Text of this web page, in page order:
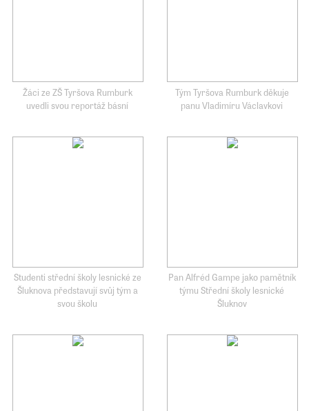
Žáci ze ZŠ Tyršova Rumburk
uvedli svou reportáž básní
Tým Tyršova Rumburk děkuje
panu Vladimíru Václavkovi
Studenti střední školy lesnické ze
Šluknova představují svůj tým a
svou školu
Pan Alfréd Gampe jako pamětník
týmu Střední školy lesnické
Šluknov